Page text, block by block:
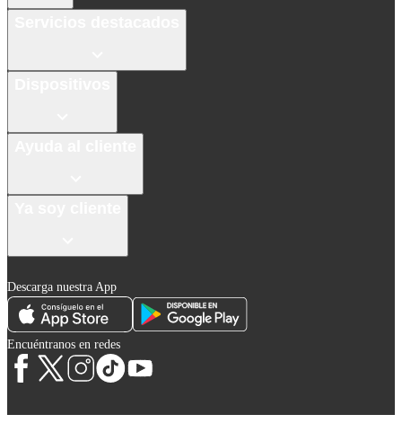
Descarga nuestra App
Encuéntranos en redes